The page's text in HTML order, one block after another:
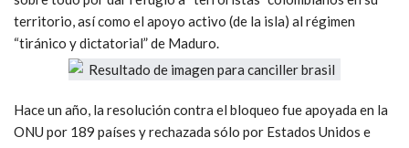
semillero de dictaduras debe acabar, escribió Araújo, quien al
igual que el presidente estadounidense, Donald Trump,
considera a Cuba responsable de la supervivencia del gobierno
del presidente venezolano Nicolás Maduro.
En la votación sólo dos países se abstuvieron: Ucrania y, por
primera vez, Colombia, cuyo presidente ultraderechista Iván